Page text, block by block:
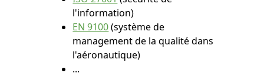
l'information)
EN 9100(système de
management de la qualité dans
l'aéronautique)
...